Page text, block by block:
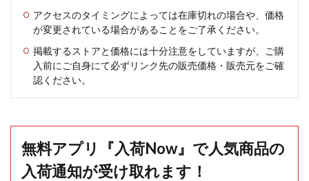
アクセスのタイミングによっては在庫切れの場合や、価格
が変更されている場合があることをご了承ください。
掲載するストアと価格には十分注意をしていますが、ご購
入前にご自身にて必ずリンク先の販売価格・販売元をご確
認ください。
無料アプリ『入荷Now』で人気商品の
入荷通知が受け取れます！